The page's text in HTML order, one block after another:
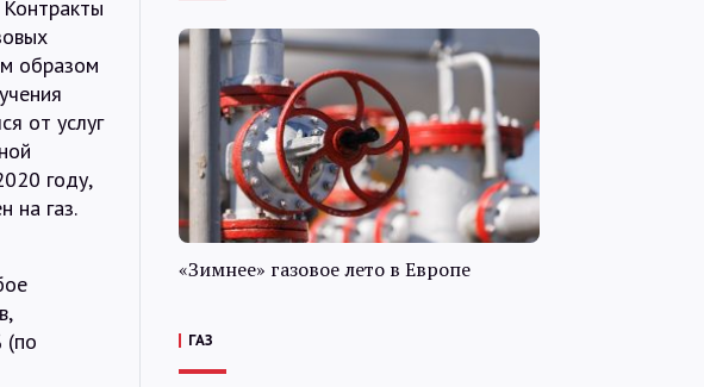
образом
от услуг
году,
на газ.
(по
«Зимнее» газовое лето в Европе
ГАЗ